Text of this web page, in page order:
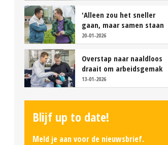
'Alleen zou het sneller
gaan, maar samen staan
we stukken sterker'
20-01-2026
Overstap naar naaldloos
draait om arbeidsgemak
en diervriendelijkheid
13-01-2026
Blijf up to date!
Meld je aan voor de nieuwsbrief.